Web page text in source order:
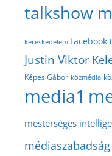
talkshow
kereskedelem facebook
Justin Viktor
Képes Gábor közmédia
media1
mesterséges
médiaszabadság